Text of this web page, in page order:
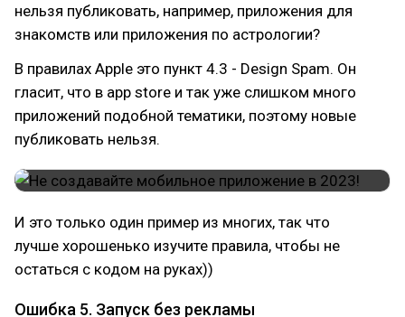
нельзя публиковать, например, приложения для
знакомств или приложения по астрологии?
В правилах Apple это пункт 4.3 - Design Spam. Он
гласит, что в app store и так уже слишком много
приложений подобной тематики, поэтому новые
публиковать нельзя.
И это только один пример из многих, так что
лучше хорошенько изучите правила, чтобы не
остаться с кодом на руках))
Ошибка 5. Запуск без рекламы